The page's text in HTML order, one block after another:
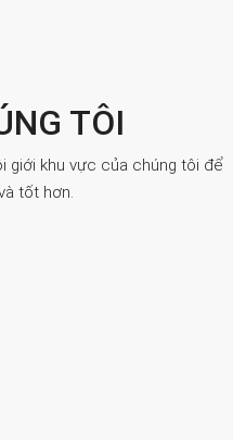
TÔI
giới khu vực của chúng tôi để
tốt hơn.